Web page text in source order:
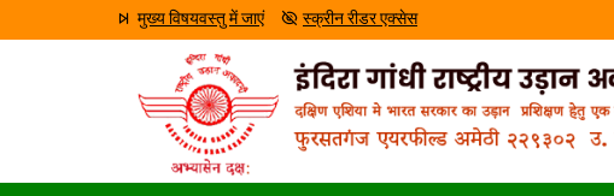
मुख्य विषयवस्तु में जाएं स्क्रीन रीडर एक्सेस